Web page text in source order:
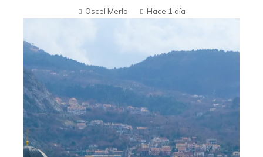
Oscel Merlo Hace 1 día